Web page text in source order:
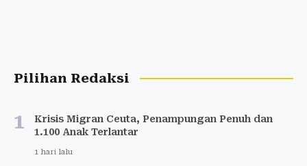
Pilihan Redaksi
1
Krisis Migran Ceuta, Penampungan Penuh dan
1.100 Anak Terlantar
1 hari lalu